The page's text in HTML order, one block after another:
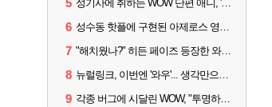
5 성기사에 취하는 WOW 단편 애니, '신성한 모든 것'
6 성수동 핫플에 구현된 아제로스 영웅들의 안식처, WoW 홈스윗홈
7 "해치웠나?" 히든 페이즈 등장한 와우 '한밤', 세계 최초 킬은 '팀 리퀴드'
8 뉴럴링크, 이번엔 '와우'... 생각만으로 게임하는 시대 성큼
9 각종 버그에 시달린 WOW, "투명하고 신속한 소통과 대응 약속"